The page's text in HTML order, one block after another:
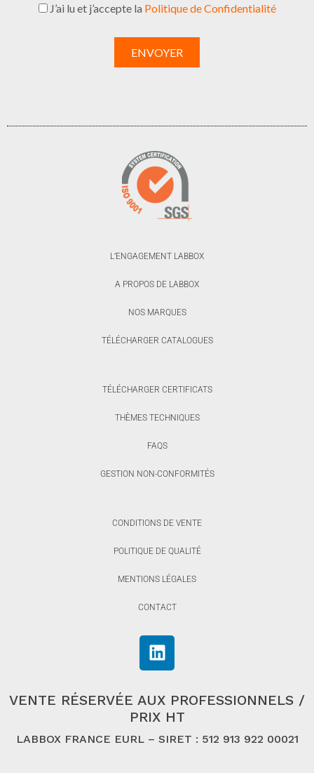
J’ai lu et j’accepte la Politique de Confidentialité
L’ENGAGEMENT LABBOX
A PROPOS DE LABBOX
NOS MARQUES
TÉLÉCHARGER CATALOGUES
TÉLÉCHARGER CERTIFICATS
THÈMES TECHNIQUES
FAQS
GESTION NON-CONFORMITÉS
CONDITIONS DE VENTE
POLITIQUE DE QUALITÉ
MENTIONS LÉGALES
CONTACT
VENTE RÉSERVÉE AUX PROFESSIONNELS /
PRIX HT
LABBOX FRANCE EURL – SIRET : 512 913 922 00021